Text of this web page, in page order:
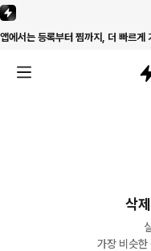
앱에서는 등록부터 찜까지, 더 빠르게
삭
가장 비슷한